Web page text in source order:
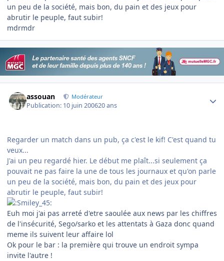
un peu de la société, mais bon, du pain et des jeux pour
abrutir le peuple, faut subir!
mdrmdr
assouan Modérateur
Publication: 10 juin 200620 ans
Regarder un match dans un pub, ça c'est le kif! C'est quand tu
veux...
J'ai un peu regardé hier. Le début me plaît...si seulement ça
pouvait ne pas faire la une de tous les journaux et qu'on parle
un peu de la société, mais bon, du pain et des jeux pour
abrutir le peuple, faut subir!
Euh moi j'ai pas arreté d'etre saoulée aux news par les chiffres
de l'insécurité, Sego/sarko et les attentats à Gaza donc quand
meme ils suivent leur affaire lol
Ok pour le bar : la première qui trouve un endroit sympa
invite l'autre !